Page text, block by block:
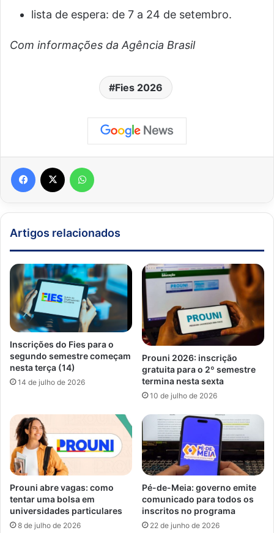
lista de espera: de 7 a 24 de setembro.
Com informações da Agência Brasil
Fies 2026
Facebook
Artigos relacionados
Inscrições do Fies para o
segundo semestre começam
nesta terça (14)
14 de julho de 2026
Prouni 2026: inscrição
gratuita para o 2º semestre
termina nesta sexta
10 de julho de 2026
Prouni abre vagas: como
tentar uma bolsa em
universidades particulares
8 de julho de 2026
Pé-de-Meia: governo emite
comunicado para todos os
inscritos no programa
22 de junho de 2026